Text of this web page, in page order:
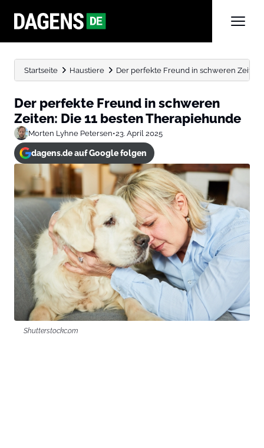
Startseite Haustiere Der perfekte Freund in schweren
Der perfekte Freund in schweren
Zeiten: Die 11 besten Therapiehunde
Morten Lyhne Petersen•23. April 2025
dagens.de auf Google folgen
Shutterstockc.om